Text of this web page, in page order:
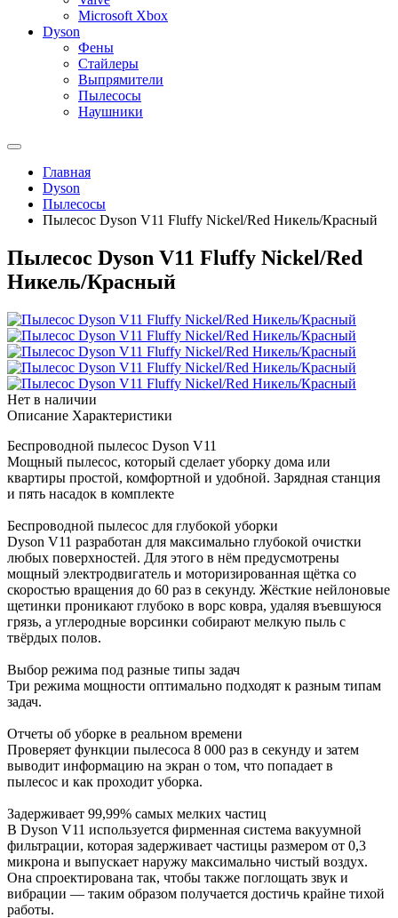
Microsoft Xbox
Dyson
Фены
Стайлеры
Выпрямители
Пылесосы
Наушники
Главная
Dyson
Пылесосы
Пылесос Dyson V11 Fluffy Nickel/Red Никель/Красный
Пылесос Dyson V11 Fluffy Nickel/Red
Никель/Красный
Нет в наличии
Описание Характеристики
Беспроводной пылесос Dyson V11
Мощный пылесос, который сделает уборку дома или
квартиры простой, комфортной и удобной. Зарядная станция
и пять насадок в комплекте
Беспроводной пылесос для глубокой уборки
Dyson V11 разработан для максимально глубокой очистки
любых поверхностей. Для этого в нём предусмотрены
мощный электродвигатель и моторизированная щётка со
скоростью вращения до 60 раз в секунду. Жёсткие нейлоновые
щетинки проникают глубоко в ворс ковра, удаляя въевшуюся
грязь, а углеродные ворсинки собирают мелкую пыль с
твёрдых полов.
Выбор режима под разные типы задач
Три режима мощности оптимально подходят к разным типам
задач.
Отчеты об уборке в реальном времени
Проверяет функции пылесоса 8 000 раз в секунду и затем
выводит информацию на экран о том, что попадает в
пылесос и как проходит уборка.
Задерживает 99,99% самых мелких частиц
В Dyson V11 используется фирменная система вакуумной
фильтрации, которая задерживает частицы размером от 0,3
микрона и выпускает наружу максимально чистый воздух.
Она спроектирована так, чтобы также поглощать звук и
вибрации — таким образом получается достичь крайне тихой
работы.